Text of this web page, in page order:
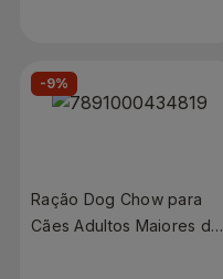
-9%
Ração Dog Chow para
Cães Adultos Maiores de